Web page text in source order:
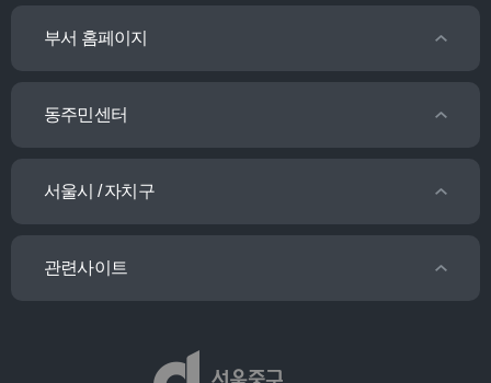
부서 홈페이지
동주민센터
서울시 / 자치구
관련사이트